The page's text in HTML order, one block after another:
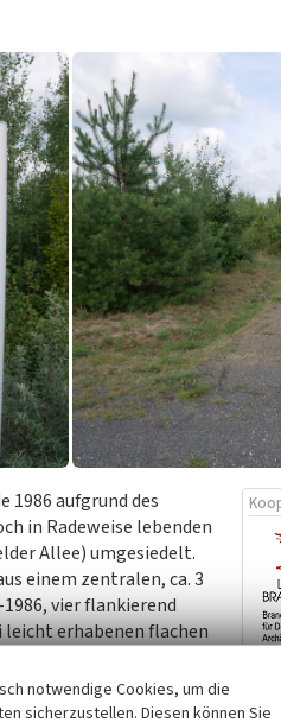
1986 aufgrund des
in Radeweise lebenden
Allee) umgesiedelt.
einem zentralen, ca. 3
vier flankierend
erhabenen flachen
an einer Feld-
über einen
Bänke und eine
notwendige Cookies, um die
sicherzustellen. Diesen können Sie